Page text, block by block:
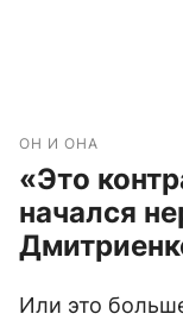
ОН И ОНА
«Это
начался
Или это